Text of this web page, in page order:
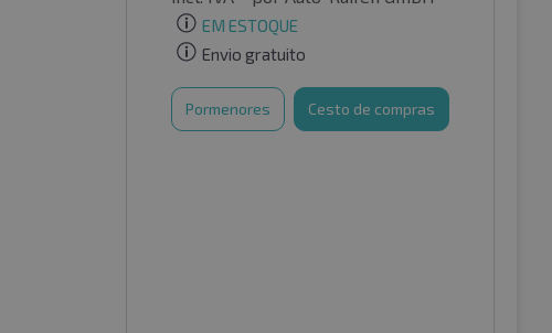
EM ESTOQUE
Envio gratuito
Pormenores Cesto de compras